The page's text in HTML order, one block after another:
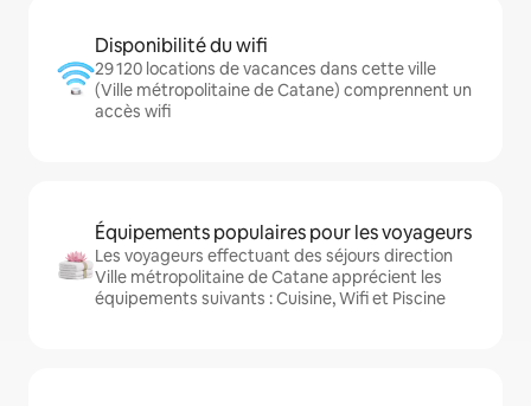
Disponibilité du wifi
29 120 locations de vacances dans cette ville
(Ville métropolitaine de Catane) comprennent un
accès wifi
Équipements populaires pour les voyageurs
Les voyageurs effectuant des séjours direction
Ville métropolitaine de Catane apprécient les
équipements suivants : Cuisine, Wifi et Piscine